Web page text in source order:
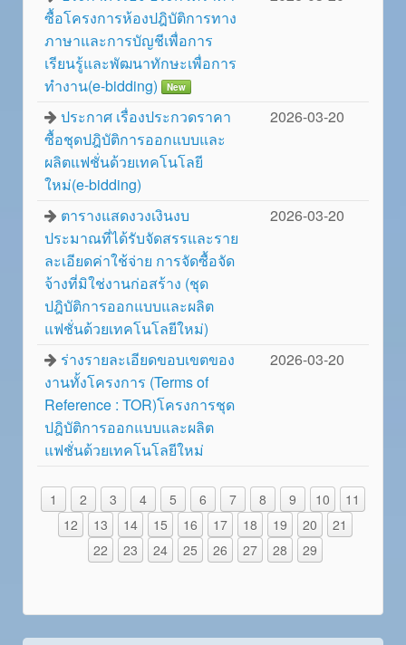
ซื้อโครงการห้องปฎิบัติการทาง
ภาษาและการบัญชีเพื่อการ
เรียนรู้และพัฒนาทักษะเพื่อการ
ทำงาน(e-bidding)
New
ประกาศ เรื่องประกวดราคา
ซื้อชุดปฎิบัติการออกแบบและ
ผลิตแฟชั่นด้วยเทคโนโลยี
ใหม่(e-bidding)
2026-03-20
ตารางแสดงวงเงินงบ
ประมาณที่ได้รับจัดสรรและราย
ละเอียดค่าใช้จ่าย การจัดซื้อจัด
จ้างที่มิใช่งานก่อสร้าง (ชุด
ปฎิบัติการออกแบบและผลิต
แฟชั่นด้วยเทคโนโลยีใหม่)
2026-03-20
ร่างรายละเอียดขอบเขตของ
งานทั้งโครงการ (Terms of
Reference : TOR)โครงการชุด
ปฎิบัติการออกแบบและผลิต
แฟชั่นด้วยเทคโนโลยีใหม่
2026-03-20
1 2 3 4 5 6 7 8 9 10
11
12
13 14 15 16 17 18 19 20
21
22
23 24 25 26 27 28 29